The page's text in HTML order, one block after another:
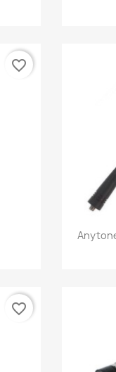
favorite_border
favorite_border